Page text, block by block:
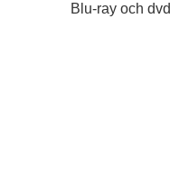
Blu-ray och dvd